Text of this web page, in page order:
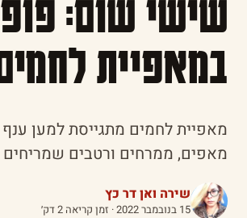
שישי שום:
במאפיית
מאפים, ממרחים ורטבים
שירה ואן דר כץ
15 בנובמבר 2022 · זמן קריאה 2 דק׳